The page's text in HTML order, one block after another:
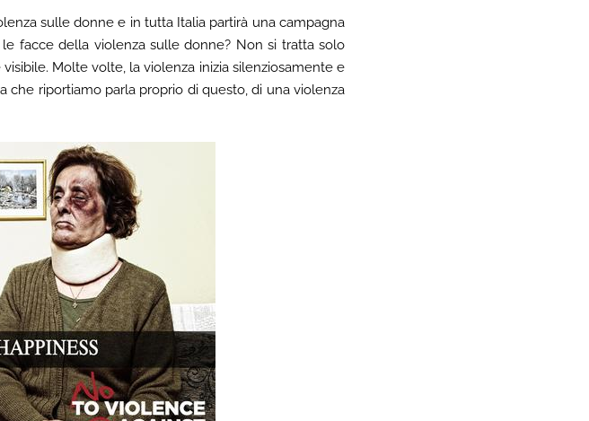
sulle donne e in tutta Italia partirà una campagna
facce della violenza sulle donne? Non si tratta solo
Molte volte, la violenza inizia silenziosamente e
che riportiamo parla proprio di questo, di una violenza